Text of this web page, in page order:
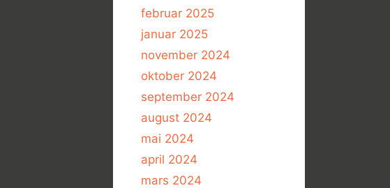
februar 2025
januar 2025
november 2024
oktober 2024
september 2024
august 2024
mai 2024
april 2024
mars 2024